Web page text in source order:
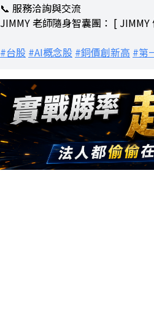
📞 服務洽詢與交流
JIMMY 老師隨身智囊團： [
#台股 #AI概念股 #銅價創新高 #第